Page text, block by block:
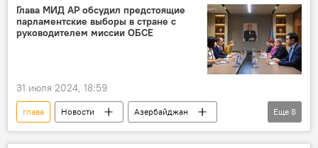
Правительство
Визит
ООН
29-я Конференция сторон Рамочной конвенции ООН об изменении климата
Глава МИД АР обсудил предстоящие
парламентские выборы в стране с
руководителем миссии ОБСЕ
31 июля 2024, 18:59
глава Новости
Азербайджан
МИД Азербайджана
Джейхун Байрамов
Еще 8